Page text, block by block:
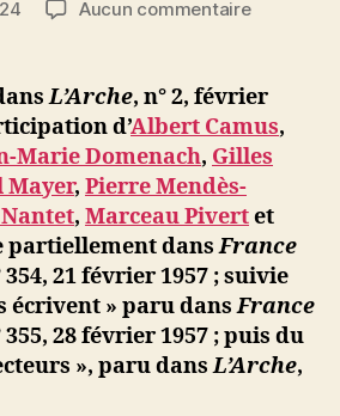
N
ji
b
Aucun commentairesur
française
Israël
(?)
L’Arche, n° 2, février
d’Albert Camus,
Marie Domenach, Gilles
Mayer, Pierre Mendès-
, Marceau Pivertet
partiellement dansFrance
354, 21 février 1957 ; suivie
écrivent » paru dansFrance
355, 28 février 1957 ; puis du
», paru dansL’Arche,